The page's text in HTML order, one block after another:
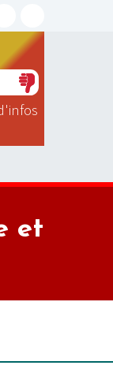
et